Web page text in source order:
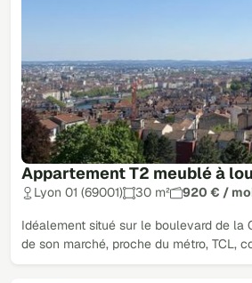
Appartement T2 meublé à
Lyon 01 (69001) 30 m² 920 € /
Idéalement situé sur le boulevard de la
de son marché, proche du métro, TCL,